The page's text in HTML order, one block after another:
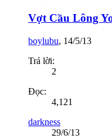
Vợt Cầu Lông
boylubu, 14/5/13
Trả lời:
2
Đọc:
4,121
darkness
29/6/13